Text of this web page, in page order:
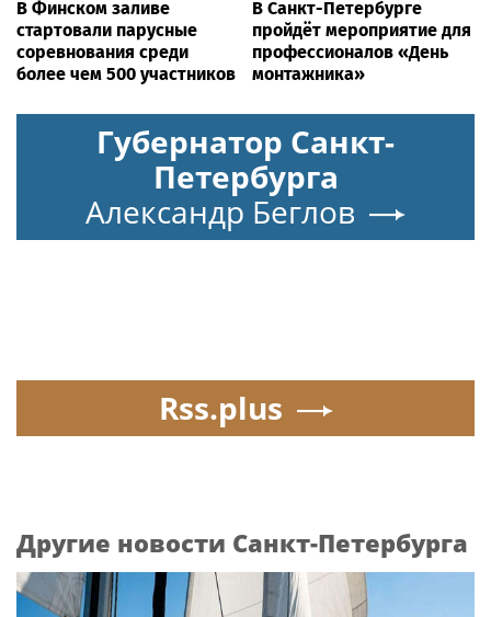
В Финском заливе
стартовали парусные
соревнования среди
более чем 500 участников
В Санкт-Петербурге
пройдёт мероприятие для
профессионалов «День
монтажника»
Губернатор Санкт-
Петербурга
Александр Беглов
Rss.plus
Другие новости Санкт-Петербурга